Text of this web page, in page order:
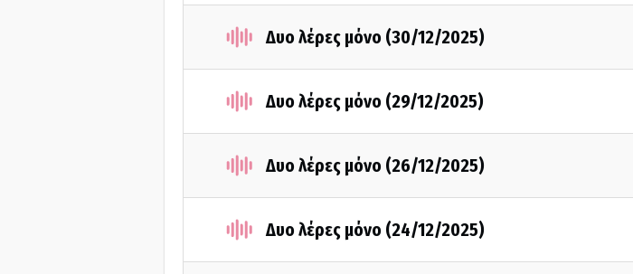
Δυο λέρες μόνο (30/12/2025)
Δυο λέρες μόνο (29/12/2025)
Δυο λέρες μόνο (26/12/2025)
Δυο λέρες μόνο (24/12/2025)